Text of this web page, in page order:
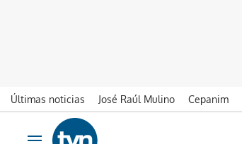
Últimas noticias José Raúl Mulino Cepanim
Ir al contenido
Obrir navegació